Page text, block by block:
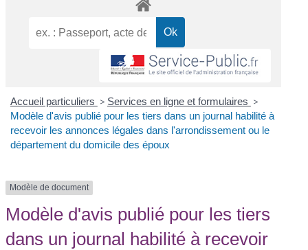
Accueil particuliers > Services en ligne et formulaires >
Modèle d'avis publié pour les tiers dans un journal habilité à
recevoir les annonces légales dans l'arrondissement ou le
département du domicile des époux
Modèle de document
Modèle d'avis publié pour les tiers
dans un journal habilité à recevoir